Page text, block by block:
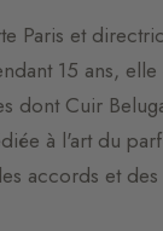
Paris et
15 ans,
dont Cuir
à l'art du
accords et